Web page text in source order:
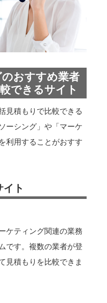
おすすめ業者
できるサイト
見積もりで比較できる
ーシング」や「マーケ
利用することがおすす
ト
ケティング関連の業務
です。複数の業者が登
見積もりを比較できま